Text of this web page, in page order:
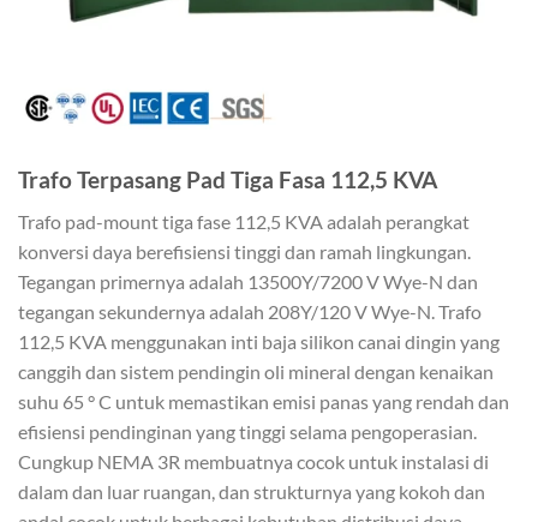
Trafo Terpasang Pad Tiga Fasa 112,5 KVA
Trafo pad-mount tiga fase 112,5 KVA adalah perangkat
konversi daya berefisiensi tinggi dan ramah lingkungan.
Tegangan primernya adalah 13500Y/7200 V Wye-N dan
tegangan sekundernya adalah 208Y/120 V Wye-N. Trafo
112,5 KVA menggunakan inti baja silikon canai dingin yang
canggih dan sistem pendingin oli mineral dengan kenaikan
suhu 65 ° C untuk memastikan emisi panas yang rendah dan
efisiensi pendinginan yang tinggi selama pengoperasian.
Cungkup NEMA 3R membuatnya cocok untuk instalasi di
dalam dan luar ruangan, dan strukturnya yang kokoh dan